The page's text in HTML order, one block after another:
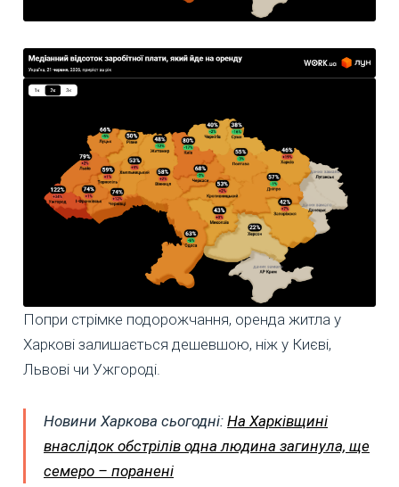
Попри стрімке подорожчання, оренда житла у
Харкові залишається дешевшою, ніж у Києві,
Львові чи Ужгороді.
Новини Харкова сьогодні: На Харківщині
внаслідок обстрілів одна людина загинула, ще
семеро – поранені